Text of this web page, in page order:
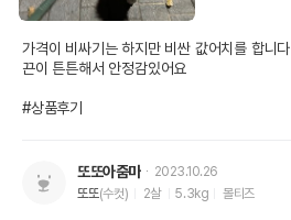
가격이 비싸기는 하지만 비싼 값어치를 합니다
끈이 튼튼해서 안정감있어요
#상품후기
또또아줌마
2023.10.26
또또(수컷) 2살 5.3kg 몰티즈